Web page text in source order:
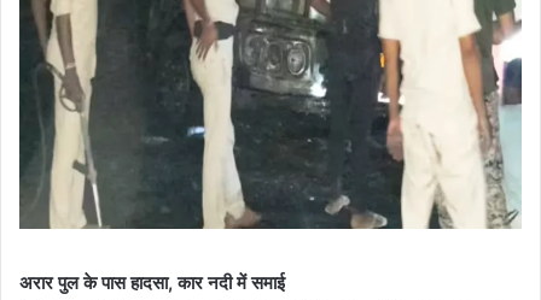
अरार पुल के पास हादसा, कार नदी में समाई